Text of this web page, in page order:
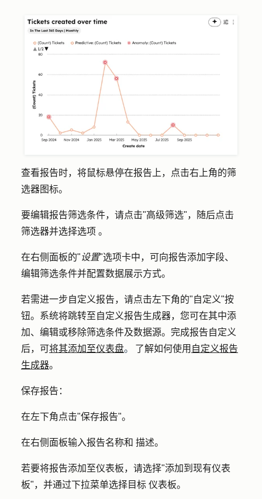
查看报告时，将鼠标悬停在报告上，点击右上角的筛
选器图标。
要编辑报告筛选条件，请点击"高级筛选"，
随后点击
筛选器并选择选项 。
在右侧面板的"设置"选项卡中，可向报告添加字段、
编辑筛选条件并配置数据展示方式。
若需进一步自定义报告，请点击左下角的"自定义"按
钮。系统将跳转至自定义报告生成器，您可在其中添
加、编辑或移除筛选条件及数据源。完成报告自定义
后，可将其添加至仪表盘。 了解如何使用 自定义报告
生成器。
保存报告：
在左下角点击"保存报告"。
在右侧面板输入报告名称和 描述。
若要将报告添加至仪表板，请选择"添加到现有仪表
板"，并通过下拉菜单选择目标 仪表板。